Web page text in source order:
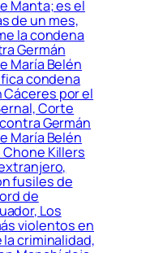
Manta; es el
de un mes,
la condena
Germán
María Belén
condena
Cáceres por el
Corte
Germán
María Belén
Chone Killers
fusiles de
de
Los
violentos en
la criminalidad,